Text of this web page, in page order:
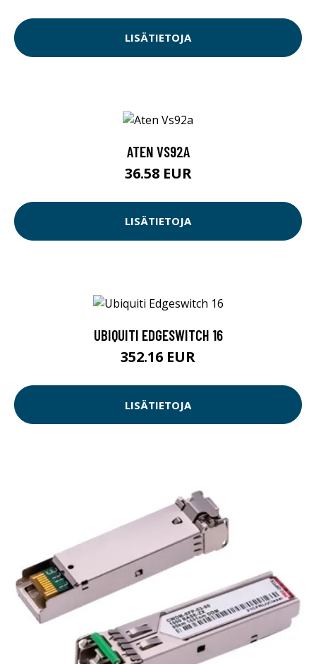
LISÄTIETOJA
ATEN VS92A
36.58 EUR
LISÄTIETOJA
UBIQUITI EDGESWITCH 16
352.16 EUR
LISÄTIETOJA